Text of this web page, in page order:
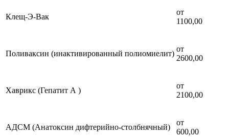
Клещ-Э-Вак
от
1100,00
Поливаксин (инактивированный полиомиелит)
от
2600,00
Хаврикс (Гепатит А )
от
2100,00
АДСМ (Анатоксин дифтерийно-столбнячный)
от
600,00